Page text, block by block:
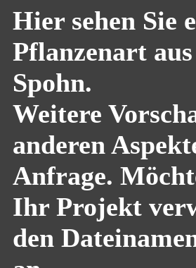
Hier sehen Sie
Pflanzenart
Spohn.
Weitere
anderen
Anfrage.
Ihr Projekt
den